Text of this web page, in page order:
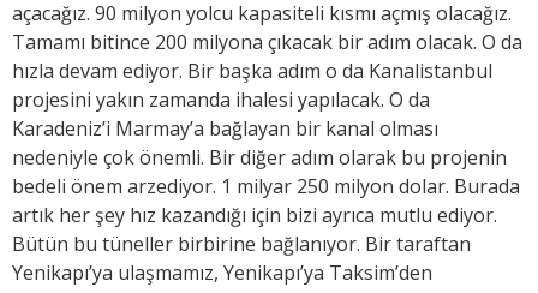
açacağız. 90 milyon yolcu kapasiteli kısmı açmış olacağız.
Tamamı bitince 200 milyona çıkacak bir adım olacak. O da
hızla devam ediyor. Bir başka adım o da Kanalistanbul
projesini yakın zamanda ihalesi yapılacak. O da
Karadeniz’i Marmay’a bağlayan bir kanal olması
nedeniyle çok önemli. Bir diğer adım olarak bu projenin
bedeli önem arzediyor. 1 milyar 250 milyon dolar. Burada
artık her şey hız kazandığı için bizi ayrıca mutlu ediyor.
Bütün bu tüneller birbirine bağlanıyor. Bir taraftan
Yenikapı’ya ulaşmamız, Yenikapı’ya Taksim’den